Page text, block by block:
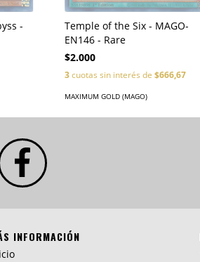
-
Temple of the Six - MAGO-
EN146 - Rare
$2.000
3cuotas sin interés de$666,67
MAXIMUM GOLD (MAGO)
INFORMACIÓN